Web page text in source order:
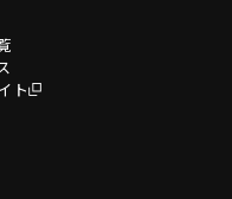
ト